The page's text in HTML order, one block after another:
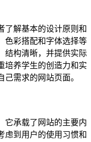
了解基本的设计原则和
色彩搭配和字体选择等
结构清晰，并提供实际
培养学生的创造力和实
需求的网站页面。
它承载了网站的主要内
虑到用户的使用习惯和